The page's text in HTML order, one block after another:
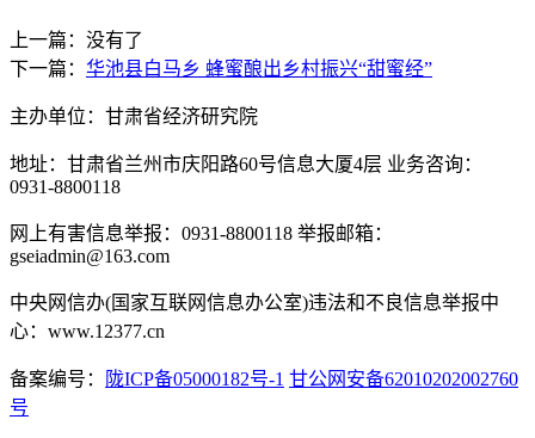
上一篇：没有了
下一篇： 华池县白马乡 蜂蜜酿出乡村振兴“甜蜜经”
主办单位：甘肃省经济研究院
地址：甘肃省兰州市庆阳路60号信息大厦4层 业务咨询：
0931-8800118
网上有害信息举报：0931-8800118 举报邮箱：
gseiadmin@163.com
中央网信办(国家互联网信息办公室)违法和不良信息举报中
心：www.12377.cn
备案编号： 陇ICP备05000182号-1 甘公网安备62010202002760
号